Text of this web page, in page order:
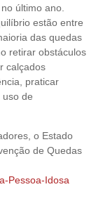
último ano.
estão entre
das quedas
retirar obstáculos
calçados
praticar
de
o Estado
de Quedas
Pessoa-Idosa